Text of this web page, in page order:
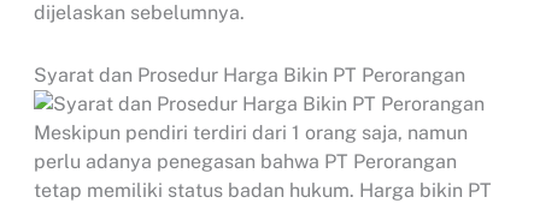
dijelaskan sebelumnya.
Syarat dan Prosedur Harga Bikin PT Perorangan
Meskipun pendiri terdiri dari 1 orang saja, namun
perlu adanya penegasan bahwa PT Perorangan
tetap memiliki status badan hukum. Harga bikin PT